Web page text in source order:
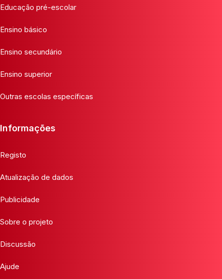
Educação pré-escolar
Ensino básico
Ensino secundário
Ensino superior
Outras escolas específicas
Informações
Registo
Atualização de dados
Publicidade
Sobre o projeto
Discussão
Ajude